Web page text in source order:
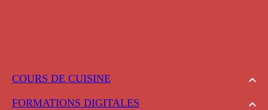
COURS DE CUISINE
FORMATIONS DIGITALES